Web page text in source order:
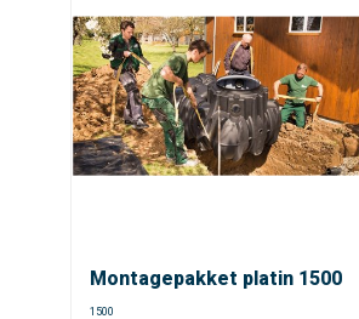
Montagepakket platin 1500
1500